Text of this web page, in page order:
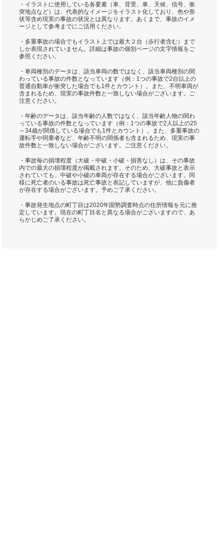
・イラストに使用している各要素（車、背景、車、天候、信号、衝
突地点など）は、代表的なイメージをイラスト化しており、色や形
状等含め現実の事故の状況とは異なります。あくまで、事故のイメ
ージとして参考までにご活用ください。
・多重事故の場合でもイラスト上では最大２台（歩行者含む）まで
しか表現されていません。詳細は事故の個別ページの文字情報をご
参照ください。
・車両種別のデータは、該当車両の数ではなく、該当車両種別の関
わっている事故の件数となっています（例：1つの事故で2台以上の
普通自動車が衝突した場合でも1件とカウント）。また、不明車両が
含まれるため、現実の事故件数と一致しない場合がございます。ご
注意ください。
・年齢のデータは、該当年齢の人数ではなく、該当年齢人物の関わ
っている事故の件数となっています（例：1つの事故で2人以上の25
～34歳が関係している場合でも1件とカウント）。また、多重事故の
運転手や同乗者など、年齢不明の関係者も含まれるため、現実の事
故件数と一致しない場合がございます。ご注意ください。
・事故毎の損壊程度（大破・中破・小破・損害なし）は、その事故
内での最大の損壊程度が掲載されます。そのため、大破事故と表示
されていても、中破や小破の車両が存在する場合がございます。同
様に死亡者のいる事故は死亡事故と表記していますが、他に負傷者
が存在する場合がございます。予めご了承ください。
・事故発生地点の町丁目は2020年国勢調査時点の住所情報を元に推
定しています。現在の町丁目名と異なる場合がございますので、あ
らかじめご了承ください。